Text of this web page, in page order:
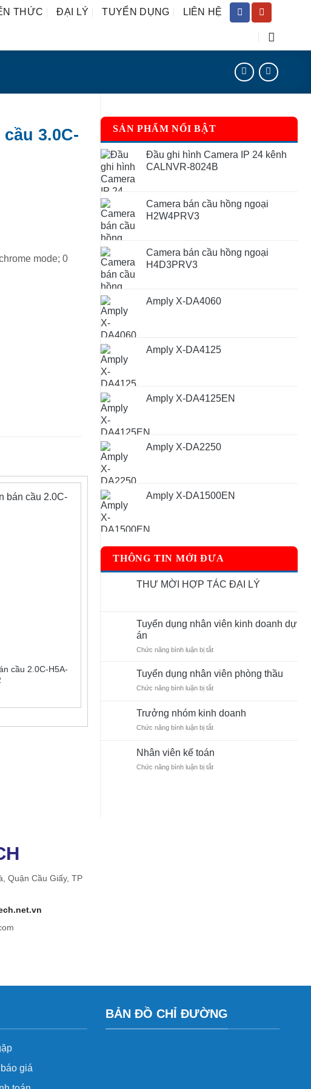
THỨC ĐẠI LÝ TUYỂN DỤNG LIÊN HỆ
SẢN PHẨM NỔI BẬT
Đầu ghi hình Camera IP 24 kênh
CALNVR-8024B
Camera bán cầu hồng ngoại
H2W4PRV3
Camera bán cầu hồng ngoại
H4D3PRV3
Amply X-DA4060
Amply X-DA4125
Amply X-DA4125EN
Amply X-DA2250
Amply X-DA1500EN
THÔNG TIN MỚI ĐƯA
THƯ MỜI HỢP TÁC ĐẠI LÝ
luận
ở
THƯ
HỢP
LÝ
Tuyển dụng nhân viên kinh doanh dự
án
Chức năng bình luận bị tắtở
dụng
viên
doanh
án
Tuyển dụng nhân viên phòng thầu
Chức năng bình luận bị tắtở
dụng
nhân
viên
thầu
Trưởng nhóm kinh doanh
Chức năng bình luận bị tắtở
kinh
doanh
Nhân viên kế toán
Chức năng bình luận bị tắtở
3.0C-
mode; 0
cầu 2.0C-H5A-
Quận Cầu Giấy, TP
giá
BẢN ĐỒ CHỈ ĐƯỜNG